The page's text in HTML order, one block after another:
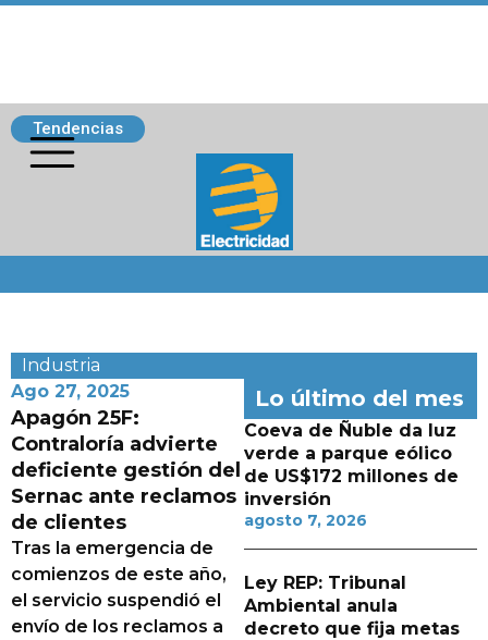
Tendencias
Industria
Ago 27, 2025
Apagón 25F:
Contraloría advierte
deficiente gestión del
Sernac ante reclamos
de clientes
Tras la emergencia de
comienzos de este año,
el servicio suspendió el
envío de los reclamos a
Lo último del mes
Coeva de Ñuble da luz
verde a parque eólico
de US$172 millones de
inversión
agosto 7, 2026
Ley REP: Tribunal
Ambiental anula
decreto que fija metas